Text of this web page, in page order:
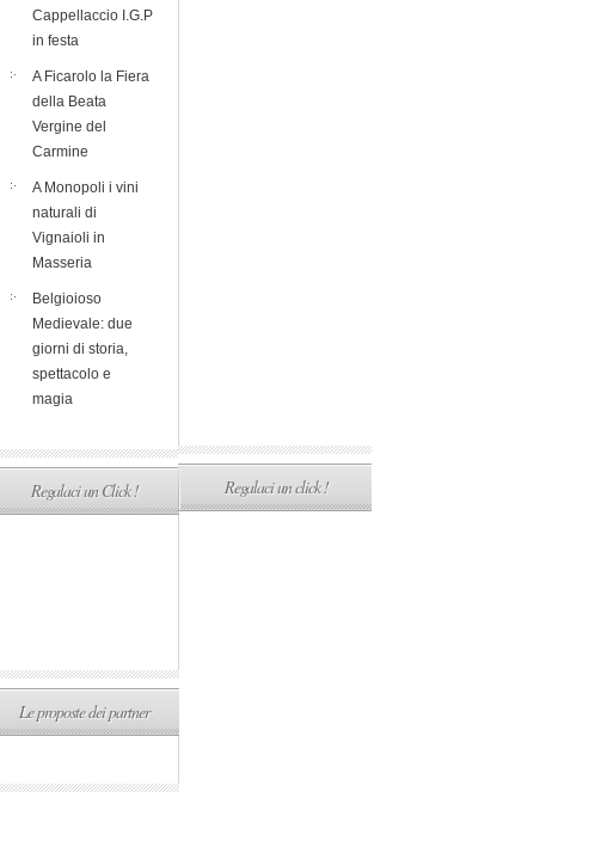
Cappellaccio I.G.P
in festa
A Ficarolo la Fiera
della Beata
Vergine del
Carmine
A Monopoli i vini
naturali di
Vignaioli in
Masseria
Belgioioso
Medievale: due
giorni di storia,
spettacolo e
magia
Regalaci un Click !
Le proposte dei partner
Regalaci un click !